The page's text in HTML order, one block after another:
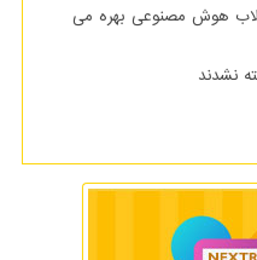
هوش مصنوعی بهره می
نشدند